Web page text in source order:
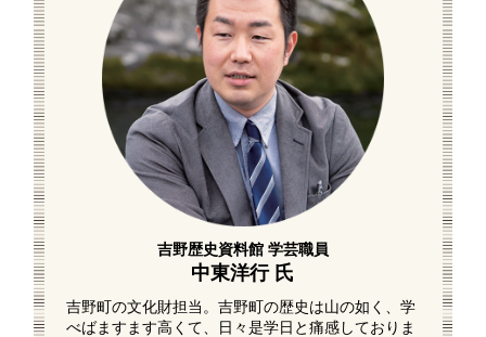
吉野歴史資料館 学芸職員
中東洋行 氏
吉野町の文化財担当。吉野町の歴史は山の如く、学
べばますます高くて、日々是学日と痛感しておりま